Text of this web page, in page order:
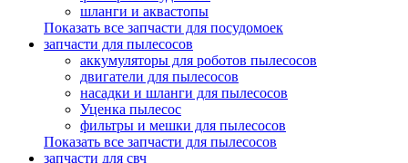
шланги и аквастопы
Показать все запчасти для посудомоек
запчасти для пылесосов
аккумуляторы для роботов пылесосов
двигатели для пылесосов
насадки и шланги для пылесосов
Уценка пылесос
фильтры и мешки для пылесосов
Показать все запчасти для пылесосов
запчасти для свч